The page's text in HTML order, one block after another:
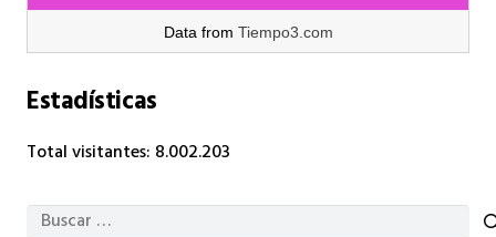
Data from Tiempo3.com
Estadísticas
Total visitantes: 8.002.203
Buscar: